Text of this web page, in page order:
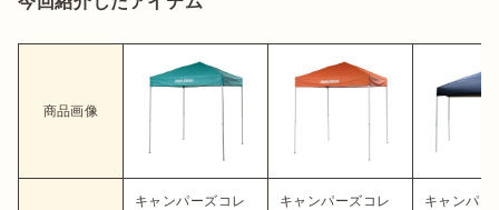
商品画像
キャンパーズコレ
キャンパーズコレ
キャンパー